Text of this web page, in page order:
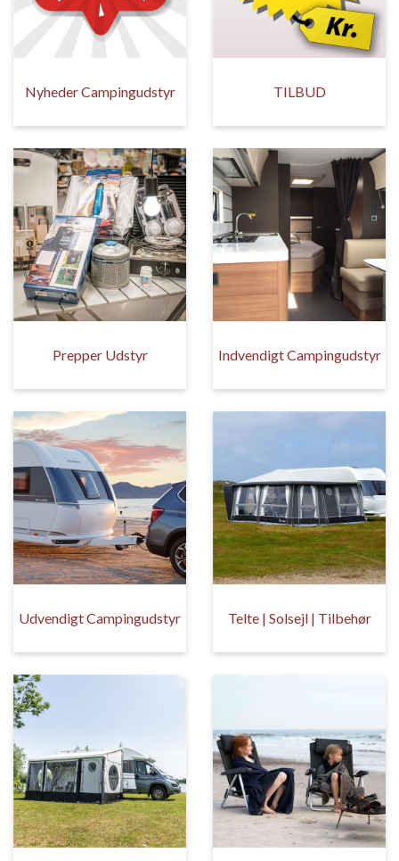
Nyheder Campingudstyr TILBUD
Prepper Udstyr Indvendigt Campingudstyr
Udvendigt Campingudstyr Telte | Solsejl | Tilbehør